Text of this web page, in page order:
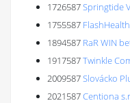
1726587Springtide
1755587
1894587 RaR WIN
1917587Twinkle
2009587Slovácko
2021587Centiona